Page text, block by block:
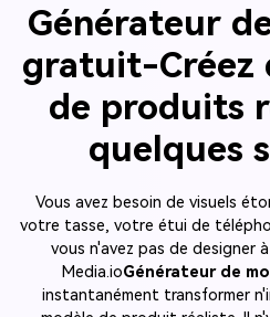
Générateur
gratuit-Créez
de produits
quelques
Vous avez besoin de visuels
votre tasse, votre étui de
vous n'avez pas de designer
Media.ioGénérateur de
instantanément transformer